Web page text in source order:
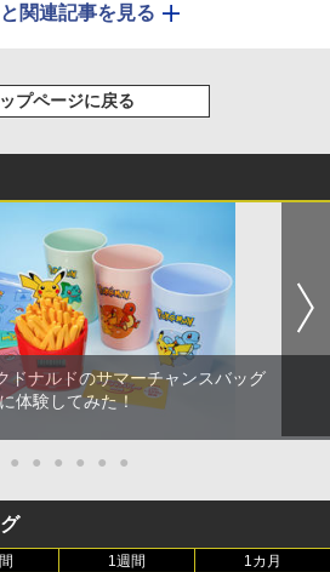
関連記事を見る
ップページに戻る
ドナルドのサマーチャンスバッグ
体験してみた！
● ● ● ● ● ●
1週間 1カ月